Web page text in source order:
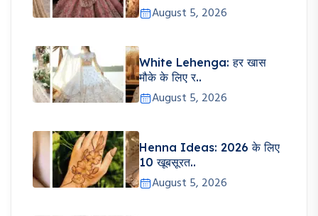
August 5, 2026
White Lehenga: हर खास
मौके के लिए र..
August 5, 2026
Henna Ideas: 2026 के लिए
10 खूबसूरत..
August 5, 2026